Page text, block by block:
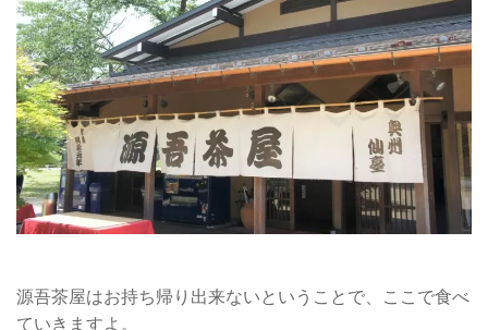
源吾茶屋はお持ち帰り出来ないということで、ここで食べ
ていきますよ。